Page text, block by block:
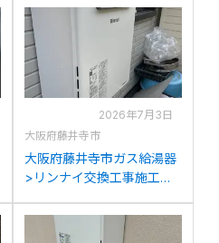
2026年7月3日
大阪府藤井寺市
大阪府藤井寺市ガス給湯器
>リンナイ交換工事施工事
A2000AW(A)からリンナイ
RUF-205SAW(B)への交換